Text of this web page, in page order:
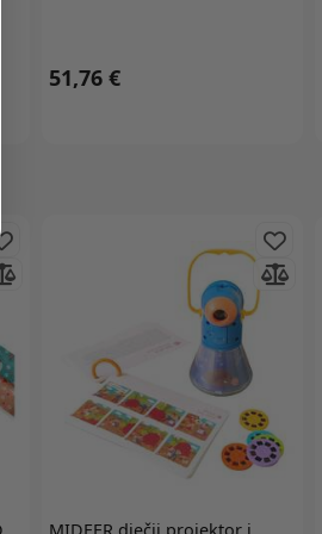
51,76 €